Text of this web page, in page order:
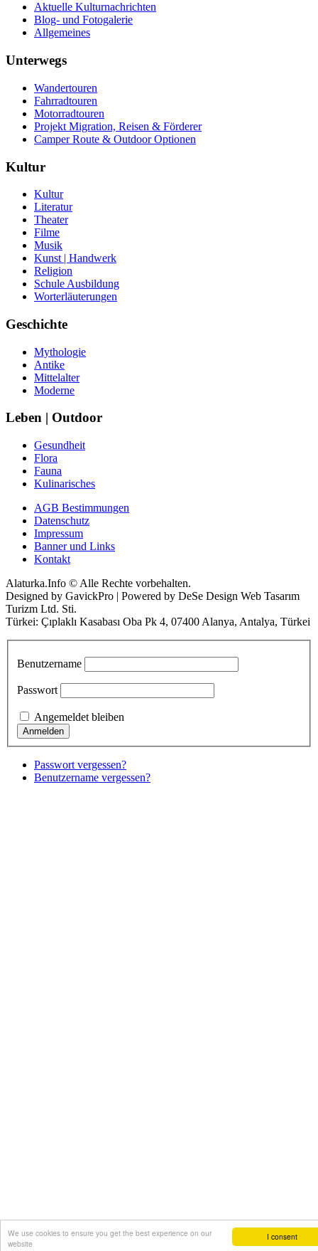
I consent
We use cookies to ensure you get the best experience on our
website
Aktuelle Kulturnachrichten
Blog- und Fotogalerie
Allgemeines
Unterwegs
Wandertouren
Fahrradtouren
Motorradtouren
Projekt Migration, Reisen & Förderer
Camper Route & Outdoor Optionen
Kultur
Kultur
Literatur
Theater
Filme
Musik
Kunst | Handwerk
Religion
Schule Ausbildung
Worterläuterungen
Geschichte
Mythologie
Antike
Mittelalter
Moderne
Leben | Outdoor
Gesundheit
Flora
Fauna
Kulinarisches
AGB Bestimmungen
Datenschutz
Impressum
Banner und Links
Kontakt
Alaturka.Info © Alle Rechte vorbehalten.
Designed by GavickPro | Powered by DeSe Design Web Tasarım
Turizm Ltd. Sti.
Türkei: Çıplaklı Kasabası Oba Pk 4, 07400 Alanya, Antalya, Türkei
Benutzername
Passwort
Angemeldet bleiben
Passwort vergessen?
Benutzername vergessen?